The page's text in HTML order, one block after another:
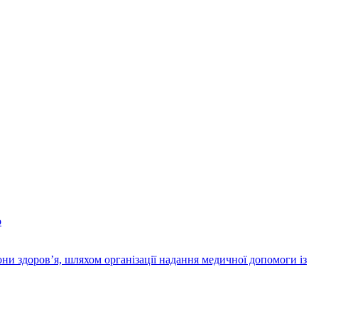
здоров’я, шляхом організації надання медичної допомоги із